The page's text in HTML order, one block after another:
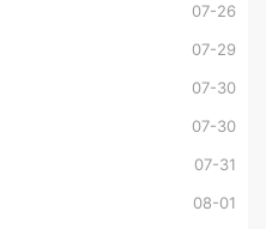
07-26
07-29
07-30
07-30
07-31
08-01